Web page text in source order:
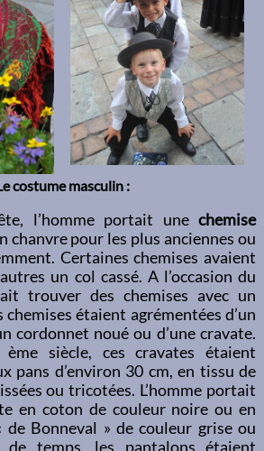
costume masculin :
l’homme portait unechemise
chanvre pour les plus anciennes ou
Certaines chemises avaient
un col cassé. A l’occasion du
trouver des chemises avec un
étaient agrémentées d’un
cordonnet noué ou d’une cravate.
siècle, ces cravates étaient
pans d’environ 30 cm, en tissu de
ou tricotées. L’homme portait
en coton de couleur noire ou en
Bonneval » de couleur grise ou
de temps, les pantalons étaient